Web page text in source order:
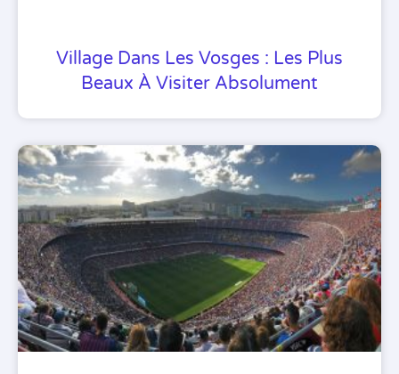
Village Dans Les Vosges : Les Plus
Beaux À Visiter Absolument